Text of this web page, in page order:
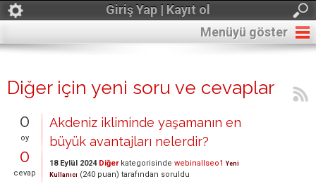
Giriş Yap | Kayıt ol
Menüyü göster
Diğer için yeni soru ve cevaplar
0
oy
0
cevap
Akdeniz ikliminde yaşamanın en
büyük avantajları nelerdir?
18 Eylül 2024 Diğerkategorisinde webinallseo1 Yeni
Kullanıcı (240 puan) tarafından soruldu